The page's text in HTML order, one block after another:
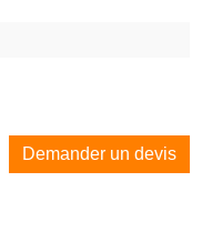
Demander un devis